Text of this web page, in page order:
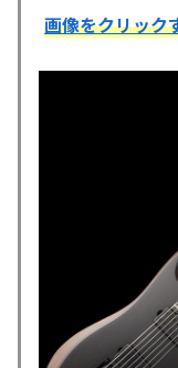
画像をクリック